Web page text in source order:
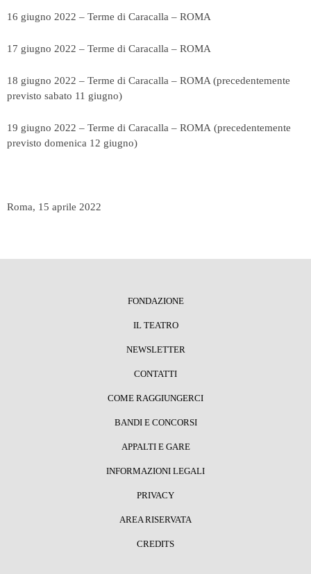
16 giugno 2022 – Terme di Caracalla – ROMA
17 giugno 2022 – Terme di Caracalla – ROMA
18 giugno 2022 – Terme di Caracalla – ROMA (precedentemente
previsto sabato 11 giugno)
19 giugno 2022 – Terme di Caracalla – ROMA (precedentemente
previsto domenica 12 giugno)
Roma, 15 aprile 2022
FONDAZIONE
IL TEATRO
NEWSLETTER
CONTATTI
COME RAGGIUNGERCI
BANDI E CONCORSI
APPALTI E GARE
INFORMAZIONI LEGALI
PRIVACY
AREA RISERVATA
CREDITS